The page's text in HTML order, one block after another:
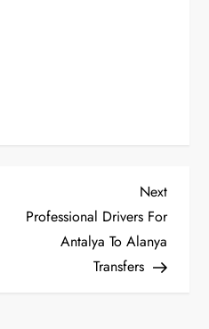
Next
Post
Next
Professional Drivers For
Antalya To Alanya
Transfers